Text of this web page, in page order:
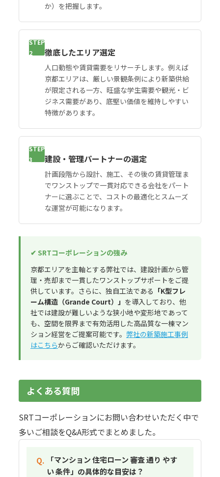
か）を把握します。
STEP
2
徹底したエリア選定
人口動態や賃貸需要をリサーチします。例えば
京都エリアは、厳しい景観条例により新築供給
が限定される一方、旺盛な学生需要や観光・ビ
ジネス需要があり、底堅い価値を維持しやすい
特徴があります。
STEP
3
建設・管理パートナーの選定
計画段階から設計、施工、その後の賃貸管理ま
でワンストップで一貫対応できる会社をパート
ナーに選ぶことで、コストの最適化とスムーズ
な運営が可能になります。
✔ SRTコーポレーションの強み
京都エリアを主軸とする弊社では、建設計画から管
理・売却まで一貫したワンストップサポートをご提
供しています。さらに、独自工法である 「K型フレ
ーム構造（Grande Court）」 を導入しており、他
社では建設が難しいような狭小地や変形地であって
も、空間を限界まで有効活用した高品質な一棟マン
ション経営をご提案可能です。 弊社の新築施工事例
はこちらからご確認いただけます。
よくある質問
SRTコーポレーションにお問い合わせいただく中で
多いご相談をQ&A形式でまとめました。
Q.
「マンション 住宅ローン 審査 通り やす
い 条件」の具体的な目安は？